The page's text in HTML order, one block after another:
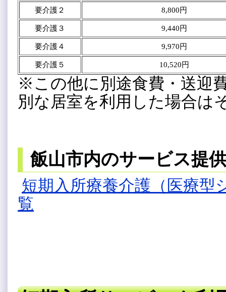
要介護２ 8,800円
要介護３ 9,440円
要介護４ 9,970円
要介護５ 10,520円
※この他に別途食費・送迎
別な居室を利用した場合は
飯山市内のサービス提
短期入所療養介護（医療型
覧